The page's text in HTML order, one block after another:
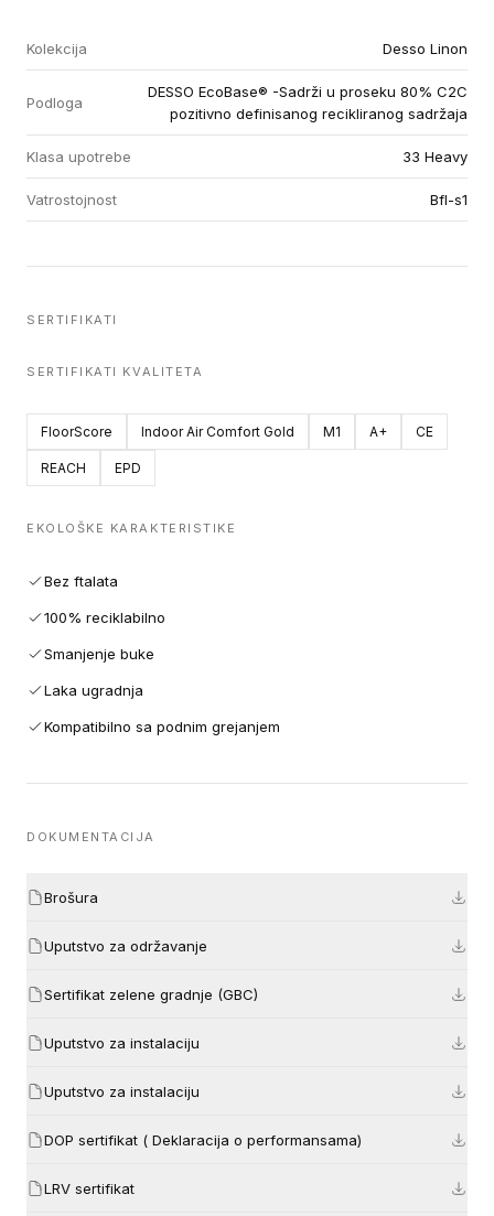
Kolekcija Desso Linon
Podloga
DESSO EcoBase® -Sadrži u proseku 80% C2C
pozitivno definisanog recikliranog sadržaja
Klasa upotrebe 33 Heavy
Vatrostojnost Bfl-s1
SERTIFIKATI
SERTIFIKATI KVALITETA
FloorScore Indoor Air Comfort Gold M1 A+ CE
REACH EPD
EKOLOŠKE KARAKTERISTIKE
Bez ftalata
100% reciklabilno
Smanjenje buke
Laka ugradnja
Kompatibilno sa podnim grejanjem
DOKUMENTACIJA
Brošura
Uputstvo za održavanje
Sertifikat zelene gradnje (GBC)
Uputstvo za instalaciju
Uputstvo za instalaciju
DOP sertifikat ( Deklaracija o performansama)
LRV sertifikat